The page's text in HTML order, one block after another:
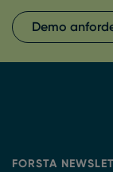
Demo
FORSTA